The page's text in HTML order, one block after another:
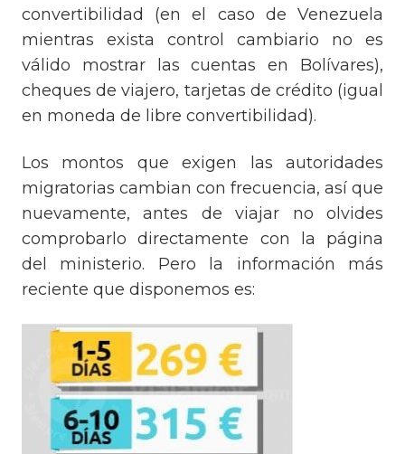
convertibilidad (en el caso de Venezuela
mientras exista control cambiario no es
válido mostrar las cuentas en Bolívares),
cheques de viajero, tarjetas de crédito (igual
en moneda de libre convertibilidad).
Los montos que exigen las autoridades
migratorias cambian con frecuencia, así que
nuevamente, antes de viajar no olvides
comprobarlo directamente con la página
del ministerio. Pero la información más
reciente que disponemos es: